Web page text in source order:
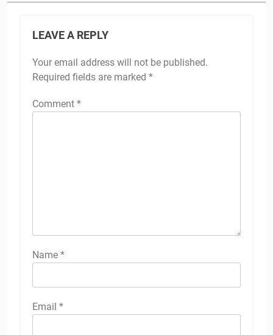
LEAVE A REPLY
Your email address will not be published.
Required fields are marked *
Comment *
Name *
Email *